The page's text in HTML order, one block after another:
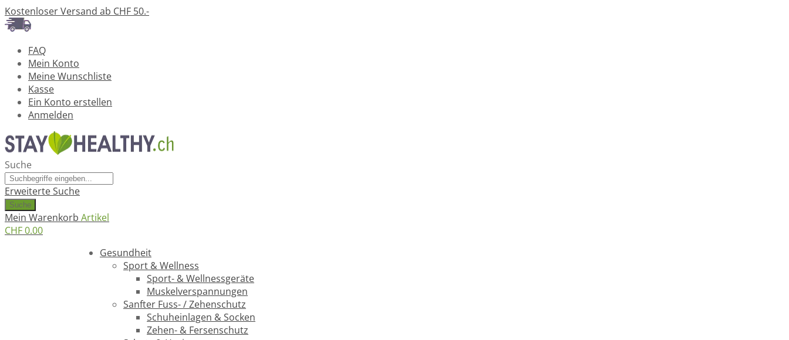
Kostenloser Versand ab CHF 50.-
FAQ
Mein Konto
Meine Wunschliste
Kasse
Ein Konto erstellen
Anmelden
Suche
Erweiterte Suche
Suche
Mein Warenkorb Artikel
CHF 0.00
Gesundheit
Sport & Wellness
Sport- & Wellnessgeräte
Muskelverspannungen
Sanfter Fuss- / Zehenschutz
Schuheinlagen & Socken
Zehen- & Fersenschutz